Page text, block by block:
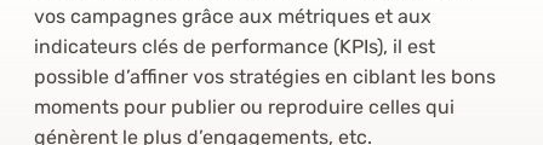
vos campagnes grâce aux métriques et aux
indicateurs clés de performance (KPIs), il est
possible d’affiner vos stratégies en ciblant les bons
moments pour publier ou reproduire celles qui
génèrent le plus d’engagements, etc.